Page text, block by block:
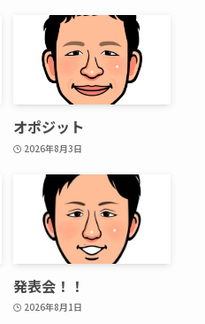
オポジット
2026年8月3日
発表会！！
2026年8月1日